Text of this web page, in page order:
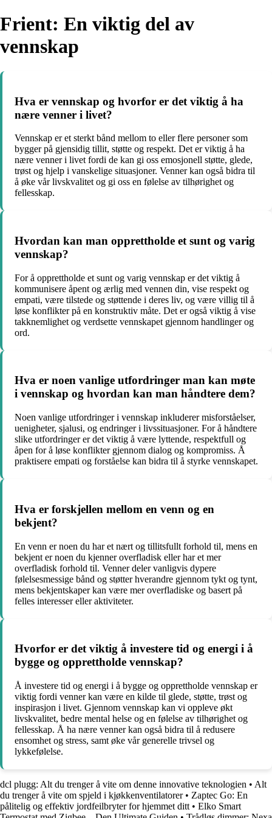
Frient: En viktig del av
vennskap
Hva er vennskap og hvorfor er det viktig å ha
nære venner i livet?
Vennskap er et sterkt bånd mellom to eller flere personer som
bygger på gjensidig tillit, støtte og respekt. Det er viktig å ha
nære venner i livet fordi de kan gi oss emosjonell støtte, glede,
trøst og hjelp i vanskelige situasjoner. Venner kan også bidra til
å øke vår livskvalitet og gi oss en følelse av tilhørighet og
fellesskap.
Hvordan kan man opprettholde et sunt og varig
vennskap?
For å opprettholde et sunt og varig vennskap er det viktig å
kommunisere åpent og ærlig med vennen din, vise respekt og
empati, være tilstede og støttende i deres liv, og være villig til å
løse konflikter på en konstruktiv måte. Det er også viktig å vise
takknemlighet og verdsette vennskapet gjennom handlinger og
ord.
Hva er noen vanlige utfordringer man kan møte
i vennskap og hvordan kan man håndtere dem?
Noen vanlige utfordringer i vennskap inkluderer misforståelser,
uenigheter, sjalusi, og endringer i livssituasjoner. For å håndtere
slike utfordringer er det viktig å være lyttende, respektfull og
åpen for å løse konflikter gjennom dialog og kompromiss. Å
praktisere empati og forståelse kan bidra til å styrke vennskapet.
Hva er forskjellen mellom en venn og en
bekjent?
En venn er noen du har et nært og tillitsfullt forhold til, mens en
bekjent er noen du kjenner overfladisk eller har et mer
overfladisk forhold til. Venner deler vanligvis dypere
følelsesmessige bånd og støtter hverandre gjennom tykt og tynt,
mens bekjentskaper kan være mer overfladiske og basert på
felles interesser eller aktiviteter.
Hvorfor er det viktig å investere tid og energi i å
bygge og opprettholde vennskap?
Å investere tid og energi i å bygge og opprettholde vennskap er
viktig fordi venner kan være en kilde til glede, støtte, trøst og
inspirasjon i livet. Gjennom vennskap kan vi oppleve økt
livskvalitet, bedre mental helse og en følelse av tilhørighet og
fellesskap. Å ha nære venner kan også bidra til å redusere
ensomhet og stress, samt øke vår generelle trivsel og
lykkefølelse.
dcl plugg: Alt du trenger å vite om denne innovative teknologien • Alt
du trenger å vite om spjeld i kjøkkenventilatorer• Zaptec Go: En
pålitelig og effektiv jordfeilbryter for hjemmet ditt • Elko Smart